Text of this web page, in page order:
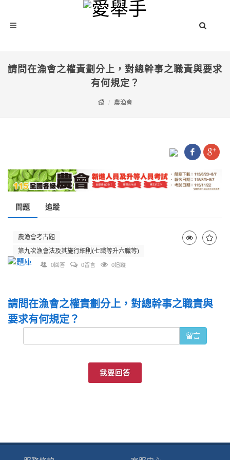
請問在漁會之權責劃分上，對總幹事之職責與要求
有何規定？
農漁會
問題 追蹤
農漁會考古題
第九次漁會法及其施行細則(七職等升六職等)
0回答 0留言 0追蹤
請問在漁會之權責劃分上，對總幹事之職責與
要求有何規定？
留言
我要回答